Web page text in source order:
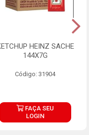
HEINZ SACHE
144X7G
Código: 31904
FAÇA SEU
LOGIN